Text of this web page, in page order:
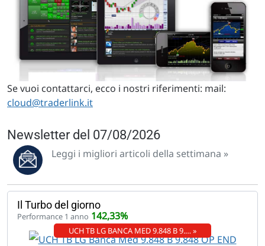
Se vuoi contattarci, ecco i nostri riferimenti: mail:
cloud@traderlink.it
Newsletter del 07/08/2026
Leggi i migliori articoli della settimana »
Il Turbo del giorno
Performance 1 anno 142,33%
UCH TB LG BANCA MED 9.848 B 9.… »